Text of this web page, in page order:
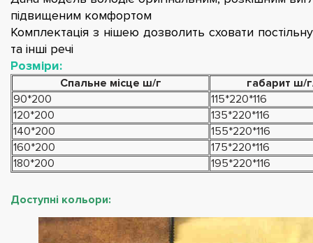
підвищеним комфортом
Комплектація з нішею дозволить сховати
та інші речі
Розміри:
Спальне місце ш/г
габарит ш/
90*200
115*220*116
120*200
135*220*116
140*200
155*220*116
160*200
175*220*116
180*200
195*220*116
Доступні кольори: